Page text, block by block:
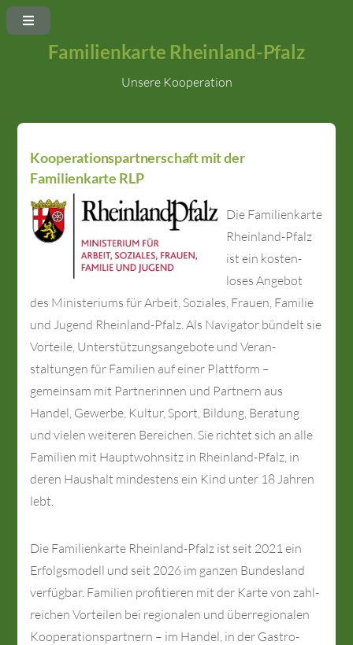
Familienkarte Rheinland-Pfalz
Unsere Kooperation
Kooperationspartnerschaft mit der
Familienkarte RLP
Die Familien­karte
Rheinland-Pfalz
ist ein kosten­
loses Angebot
des Minis­teriums für Arbeit, Soziales, Frauen, Familie
und Jugend Rheinland-Pfalz. Als Navi­gator bündelt sie
Vorteile, Unter­stützungs­angebote und Veran­
staltungen für Familien auf einer Plattform –
gemeinsam mit Partner­innen und Partnern aus
Handel, Gewerbe, Kultur, Sport, Bildung, Beratung
und vielen weiteren Bereichen. Sie richtet sich an alle
Familien mit Haupt­wohnsitz in Rheinland-Pfalz, in
deren Haushalt mindestens ein Kind unter 18 Jahren
lebt.
Die Familien­karte Rheinland-Pfalz ist seit 2021 ein
Erfolgs­modell und seit 2026 im ganzen Bundes­land
verfügbar. Familien profi­tieren mit der Karte von zahl­
reichen Vor­teilen bei regio­nalen und über­regionalen
Kooperations­partnern – im Handel, in der Gastro­